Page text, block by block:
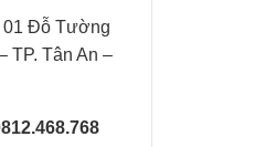
01 Đỗ Tường
TP. Tân An –